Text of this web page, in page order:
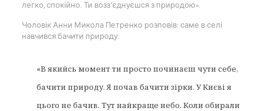
легко, спокійно. Ти возз’єднуєшся з природою».
Чоловік Анни Микола Петренко розповів: саме в селі
навчився бачити природу:
«В якийсь момент ти просто починаєш чути себе,
бачити природу. Я почав бачити зірки. У Києві я
цього не бачив. Тут найкраще небо. Коли обирали